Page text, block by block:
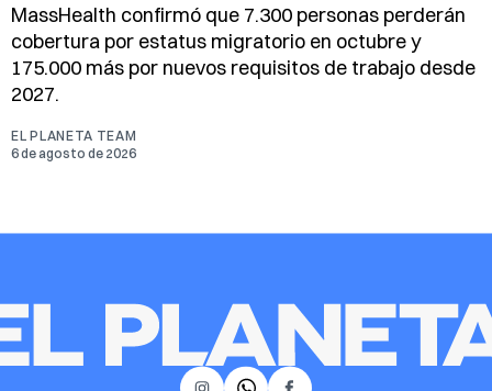
MassHealth confirmó que 7.300 personas perderán
cobertura por estatus migratorio en octubre y
175.000 más por nuevos requisitos de trabajo desde
2027.
EL PLANETA TEAM
6 de agosto de 2026